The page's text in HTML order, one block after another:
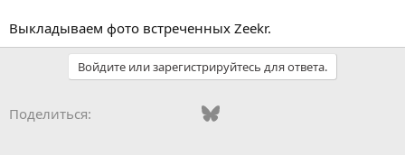
Выкладываем фото встреченных Zeekr.
Войдите или зарегистрируйтесь для ответа.
Поделиться: Odnoklassniki
Mail.ruBluesky